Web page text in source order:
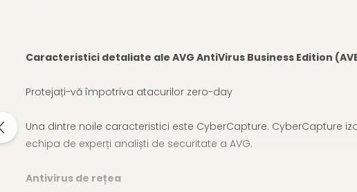
Caracteristici detaliate ale AVG AntiVirus Business Edition
Protejați-vă împotriva atacurilor zero-day
Una dintre noile caracteristici este CyberCapture. CyberCapture
echipa de experți analiști de securitate a AVG.
Antivirus de rețea